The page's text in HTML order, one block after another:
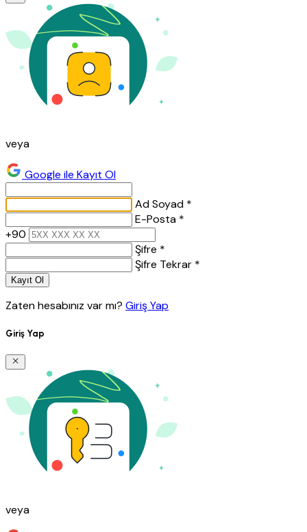
veya
Google ile Kayıt Ol
Ad Soyad *
E-Posta *
+90
Şifre *
Şifre Tekrar *
Kayıt Ol
Zaten hesabınız var mı? Giriş Yap
Giriş Yap
veya